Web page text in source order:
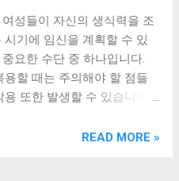
스펙 과 가격 을 꼼꼼히 비교
천 해드릴게요. 특가상품 보
티페어링 스마트폰 태블릿
, BK-500SB, 일반형, 블랙 유
성들이 자신의 생식력을 조
시기에 임신을 계획할 수 있
요한 수단 중 하나입니다.
용할 때는 주의해야 할 점들
또한 발생할 수 있습니다.
, 그리고 생리를 미루기 위한 2
READ MORE »